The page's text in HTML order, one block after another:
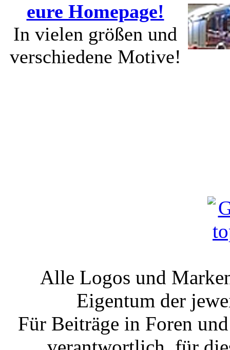
eure Homepage!
In vielen größen und
verschiedene Motive!
Alle Logos und
Eigentum der
Für Beiträge in Foren